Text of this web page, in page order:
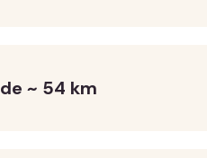
~ 54 km